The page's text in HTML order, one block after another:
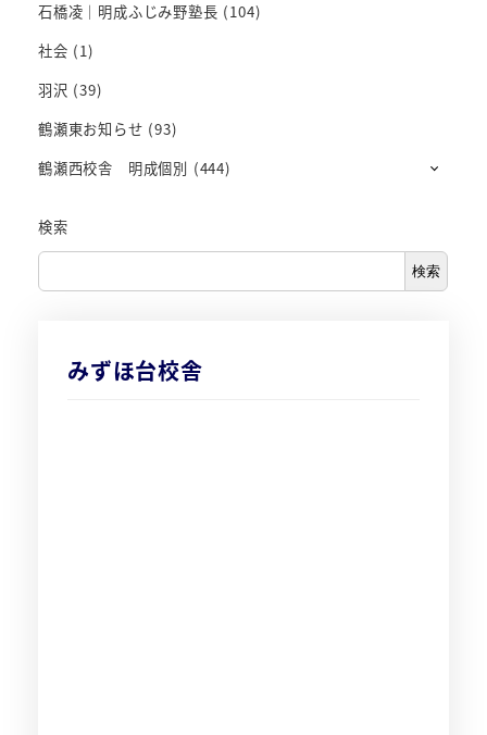
石橋凌｜明成ふじみ野塾長 (104)
社会 (1)
羽沢 (39)
鶴瀬東お知らせ (93)
鶴瀬西校舎 明成個別 (444)
検索
検索
みずほ台校舎